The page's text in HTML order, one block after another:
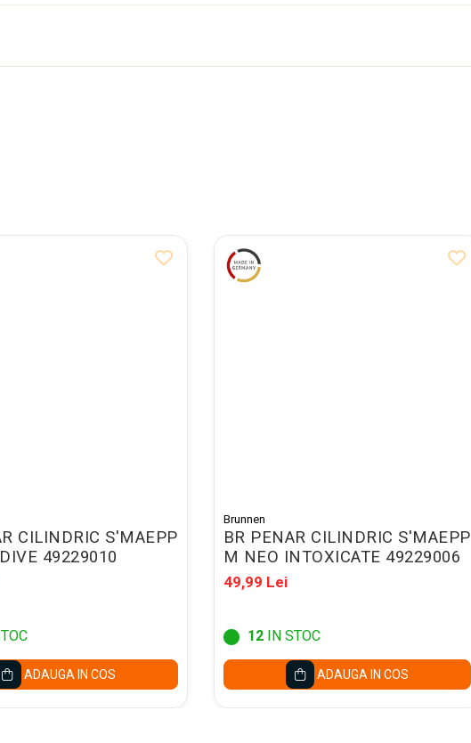
CILINDRIC S'MAEPP
49229010
ADAUGA IN COS
Brunnen
BR PENAR CILINDRIC S'MAEPP
M NEO INTOXICATE 49229006
49,99 Lei
12IN STOC
ADAUGA IN COS